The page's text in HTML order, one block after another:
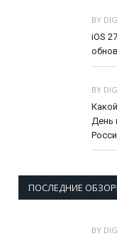
BY
iOS
BY
День
ПОСЛЕДНИЕ
BY